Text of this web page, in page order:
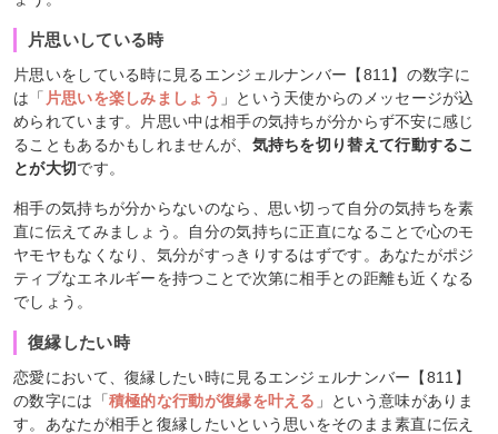
片思いしている時
片思いをしている時に見るエンジェルナンバー【811】の数字に
は「 片思いを楽しみましょう 」という天使からのメッセージが込
められています。片思い中は相手の気持ちが分からず不安に感じ
ることもあるかもしれませんが、 気持ちを切り替えて行動するこ
とが大切です。
相手の気持ちが分からないのなら、思い切って自分の気持ちを素
直に伝えてみましょう。自分の気持ちに正直になることで心のモ
ヤモヤもなくなり、気分がすっきりするはずです。あなたがポジ
ティブなエネルギーを持つことで次第に相手との距離も近くなる
でしょう。
復縁したい時
恋愛において、復縁したい時に見るエンジェルナンバー【811】
の数字には「積極的な行動が復縁を叶える 」という意味がありま
す。あなたが相手と復縁したいという思いをそのまま素直に伝え